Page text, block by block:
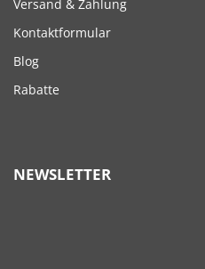
Versand & Zahlung
Kontaktformular
Blog
Rabatte
NEWSLETTER